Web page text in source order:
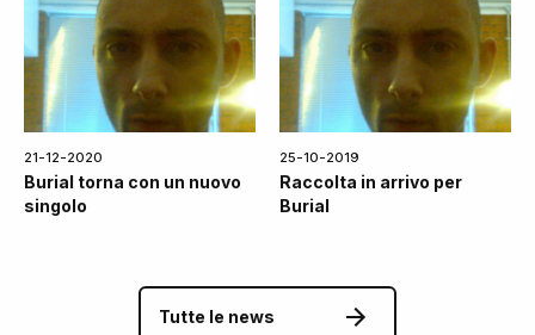
21-12-2020
Burial torna con un nuovo
singolo
25-10-2019
Raccolta in arrivo per
Burial
Tutte le news